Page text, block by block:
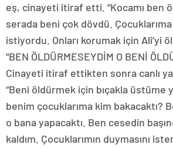
eş, cinayeti itiraf etti. “Kocamı ben
serada beni çok dövdü.
istiyordu. Onları korumak için Ali’yi
“BEN ÖLDÜRMESEYDİM O BENİ
Cinayeti itiraf ettikten sonra canlı
“Beni öldürmek için bıçakla üstüme
benim çocuklarıma kim bakacaktı?
o bana yapacaktı. Ben cesedin
kaldım. Çocuklarımın duymasını